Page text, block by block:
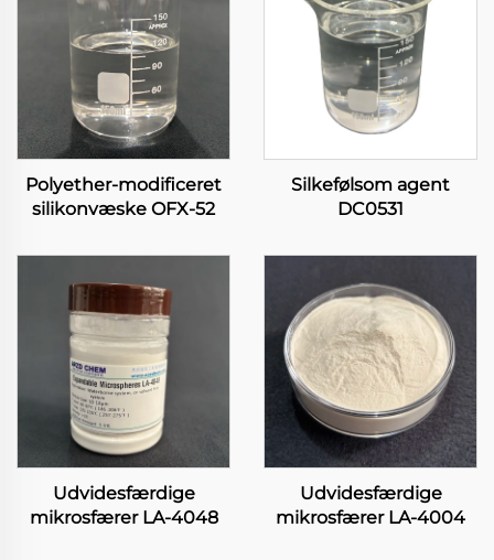
Polyether-modificeret
silikonvæske OFX-52
Silkefølsom agent
DC0531
Udvidesfærdige
mikrosfærer LA-4048
Udvidesfærdige
mikrosfærer LA-4004